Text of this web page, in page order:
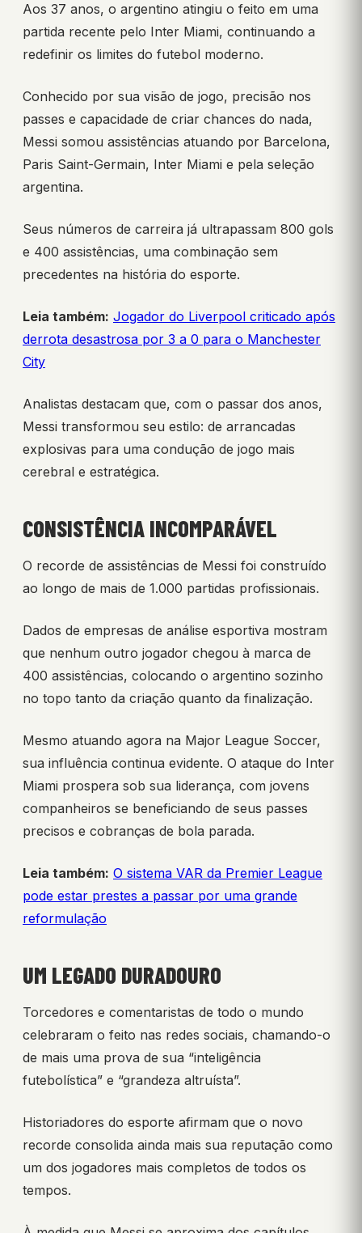
Aos 37 anos, o argentino atingiu o feito em uma
partida recente pelo Inter Miami, continuando a
redefinir os limites do futebol moderno.
Conhecido por sua visão de jogo, precisão nos
passes e capacidade de criar chances do nada,
Messi somou assistências atuando por Barcelona,
Paris Saint-Germain, Inter Miami e pela seleção
argentina.
Seus números de carreira já ultrapassam 800 gols
e 400 assistências, uma combinação sem
precedentes na história do esporte.
Leia também: Jogador do Liverpool criticado após
derrota desastrosa por 3 a 0 para o Manchester
City
Analistas destacam que, com o passar dos anos,
Messi transformou seu estilo: de arrancadas
explosivas para uma condução de jogo mais
cerebral e estratégica.
CONSISTÊNCIA INCOMPARÁVEL
O recorde de assistências de Messi foi construído
ao longo de mais de 1.000 partidas profissionais.
Dados de empresas de análise esportiva mostram
que nenhum outro jogador chegou à marca de
400 assistências, colocando o argentino sozinho
no topo tanto da criação quanto da finalização.
Mesmo atuando agora na Major League Soccer,
sua influência continua evidente. O ataque do Inter
Miami prospera sob sua liderança, com jovens
companheiros se beneficiando de seus passes
precisos e cobranças de bola parada.
Leia também: O sistema VAR da Premier League
pode estar prestes a passar por uma grande
reformulação
UM LEGADO DURADOURO
Torcedores e comentaristas de todo o mundo
celebraram o feito nas redes sociais, chamando-o
de mais uma prova de sua “inteligência
futebolística” e “grandeza altruísta”.
Historiadores do esporte afirmam que o novo
recorde consolida ainda mais sua reputação como
um dos jogadores mais completos de todos os
tempos.